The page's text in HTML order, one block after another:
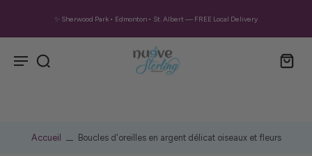
✨ Sherwood Park • Edmonton • St. Albert — FREE Local Delivery
Accueil Boucles d'oreilles en argent délicat oiseaux et fleurs